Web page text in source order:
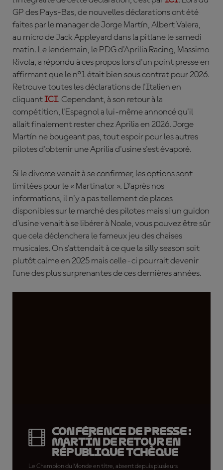
GP des Pays-Bas, de nouvelles déclarations ont été
faites par le manager de Jorge Martín, Albert Valera,
au micro de Jack Appleyard dans la pitlane le samedi
matin. Le lendemain, le PDG d'Aprilia Racing, Massimo
Rivola, a répondu à ces propos lors d'un point presse en
affirmant que le n°1 était bien sous contrat pour 2026.
Retrouve toutes les déclarations de l'Italien en
cliquantICI. Cependant, à son retour à la
compétition, l'Espagnol a lui-même annoncé qu'il
allait finalement rester chez Aprilia en 2026. Jorge
Martín ne bougeant pas, tout espoir pour les autres
pilotes d'obtenir une Aprilia d'usine s'est évaporé.
Si le divorce venait à se confirmer, les options sont
limitées pour le « Martinator ». D'après nos
informations, il n'y a pas tellement de places
disponibles sur le marché des pilotes mais si un guidon
d'usine venait à se libérer à Noale, vous pouvez être sûr
que cela déclenchera le fameux jeu des chaises
musicales. On s'attendait à ce que la silly season soit
plutôt calme en 2025 mais celle-ci pourrait devenir
l'une des plus surprenantes de ces dernières années.
Conférence de presse :
Martín de retour en
République tchèque
Le Champion du Monde en titre, absent depuis plusieurs